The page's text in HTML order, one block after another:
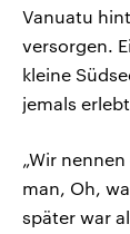
Vanuatu
versorgen.
kleine
jemals
„Wir
man, Oh,
später war